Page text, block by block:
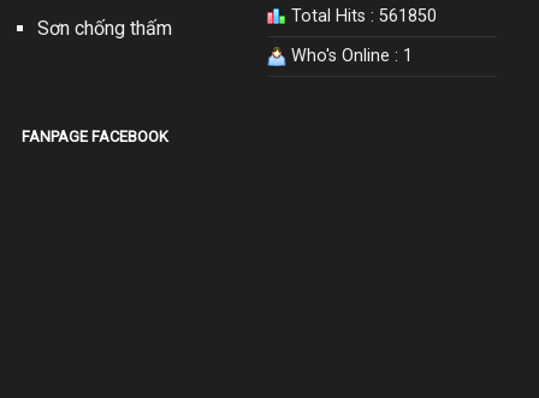
Sơn chống thấm
Total Hits : 561850
Who's Online : 1
FANPAGE FACEBOOK